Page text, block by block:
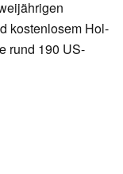
kostenlosem Hol-
rund 190 US-